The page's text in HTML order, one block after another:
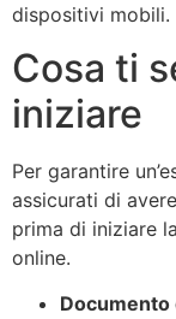
dispositivi mobili.
Cosa ti
iniziare
Per garantire
assicurati di
prima di iniziare
online.
Documento